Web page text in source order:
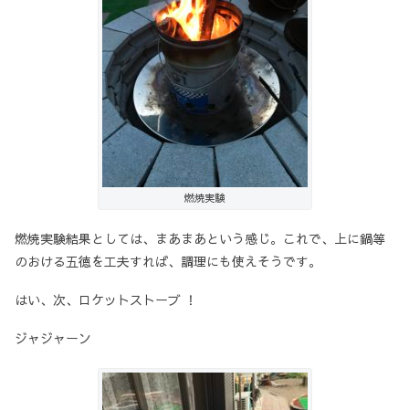
燃焼実験
燃焼実験結果としては、まあまあという感じ。これで、上に鍋等
のおける五徳を工夫すれば、調理にも使えそうです。
はい、次、ロケットストーブ ！
ジャジャーン